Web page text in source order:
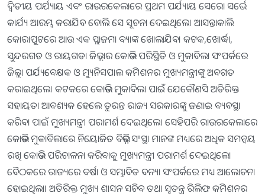
ଦ୍ବିତୀୟ ପର୍ଯ୍ୟାୟ ଏବଂ ରାଉରକେଲାରେ ପ୍ରଥମ ପର୍ଯ୍ୟାୟ ସେରୋ ସର୍ଭେ
କାର୍ଯ୍ୟ ଆରମ୍ଭ କରାଯିବ ବୋଲି ସେ ସୂଚନା ଦେଇଥିଲେ। ଆସନ୍ତାକାଲି
କୋରାପୁଟରେ ଆଉ ଏକ ପ୍ଲାଜମା ବ୍ୟାଙ୍କ ଖୋଲାଯିବ। କଟକ,ଖୋର୍ଦ୍ଧା,
ସୁନ୍ଦରଗଡ ଓ ରାୟଗଡା ଜିଲ୍ଲାର କୋଭିଡ ପରିସ୍ଥିତି ଓ ମୁକାବିଲା ସଂପର୍କରେ
ଜିଲ୍ଲା ପର୍ଯ୍ୟବେକ୍ଷକ ଓ ମ୍ୟୁନିସପାଲ କମିଶନର ମୁଖ୍ୟମନ୍ତ୍ରୀଙ୍କୁ ଅବଗତ
କରାଇଥିଲେ। କଟକରେ କୋଭିଡ ମୁକାବିଲା ପାଇଁ ଯେକୌଣସି ଅତିରିକ୍ତ
ସହାୟତା ଆବଶ୍ୟକ ହେଲେ ତୁରନ୍ତ ରାଜ୍ୟ ସରକାରଙ୍କୁ ଜଣାଇ ବ୍ୟବସ୍ଥା
କରିବା ପାଇଁ ମୁଖ୍ୟମନ୍ତ୍ରୀ ପରାମର୍ଶ ଦେଇଥିଲେ। ସେହିପରି ରାଉରକେଲାରେ
କୋଭିଡ ମୁକାବିଲାରେ ନିୟୋଜିତ ବିଭିନ୍ନ ସଂସ୍ଥା ମାନଙ୍କ ମଧ୍ୟରେ ଅଧିକ ସମନ୍ବୟ
ରଖି କୋଭିଡ ପରିଚାଳନା କରିବାକୁ ମୁଖ୍ୟମନ୍ତ୍ରୀ ପରାମର୍ଶ ଦେଇଥିଲେ।
ବୈଠକରେ ରାଜ୍ୟରେ ବର୍ଷା ଓ ସମ୍ଭାବିତ ବନ୍ୟା ସଂପର୍କରେ ମଧ୍ୟ ଆଲୋଚନା
ହୋଇଥିଲା। ଅତିରିକ୍ତ ମୁଖ୍ୟ ଶାସନ ସଚିବ ତଥା ସ୍ବତନ୍ତ୍ର ରିଲିଫ କମିଶନର